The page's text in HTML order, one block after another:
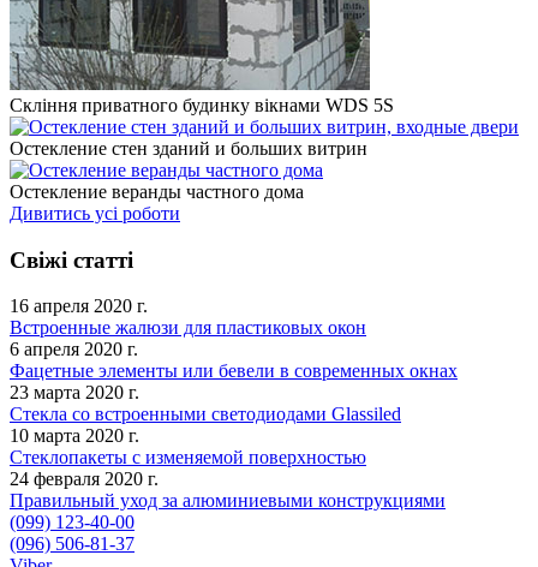
Скління приватного будинку вікнами WDS 5S
Остекление стен зданий и больших витрин
Остекление веранды частного дома
Дивитись усі роботи
Свіжі статті
16 апреля 2020 г.
Встроенные жалюзи для пластиковых окон
6 апреля 2020 г.
Фацетные элементы или бевели в современных окнах
23 марта 2020 г.
Стекла со встроенными светодиодами Glassiled
10 марта 2020 г.
Стеклопакеты с изменяемой поверхностью
24 февраля 2020 г.
Правильный уход за алюминиевыми конструкциями
(099) 123-40-00
(096) 506-81-37